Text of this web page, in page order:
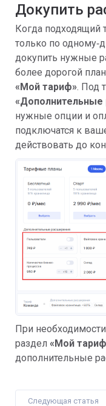
Докупить
Когда подходящий
только по
докупить нужные
более дорогой
«Мой тариф». Под
«Дополнительные
нужные опции и
подключатся к
действовать до
При
раздел «Мой
дополнительные
Следующая статья